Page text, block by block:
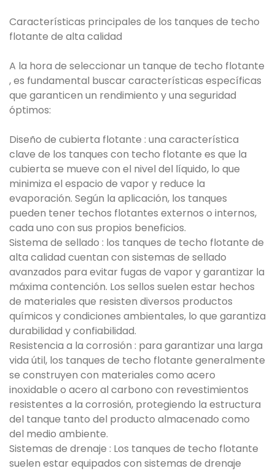
Características principales de los tanques de techo
flotante de alta calidad
A la hora de seleccionar un tanque de techo flotante
, es fundamental buscar características específicas
que garanticen un rendimiento y una seguridad
óptimos:
Diseño de cubierta flotante : una característica
clave de los tanques con techo flotante es que la
cubierta se mueve con el nivel del líquido, lo que
minimiza el espacio de vapor y reduce la
evaporación. Según la aplicación, los tanques
pueden tener techos flotantes externos o internos,
cada uno con sus propios beneficios.
Sistema de sellado : los tanques de techo flotante de
alta calidad cuentan con sistemas de sellado
avanzados para evitar fugas de vapor y garantizar la
máxima contención. Los sellos suelen estar hechos
de materiales que resisten diversos productos
químicos y condiciones ambientales, lo que garantiza
durabilidad y confiabilidad.
Resistencia a la corrosión : para garantizar una larga
vida útil, los tanques de techo flotante generalmente
se construyen con materiales como acero
inoxidable o acero al carbono con revestimientos
resistentes a la corrosión, protegiendo la estructura
del tanque tanto del producto almacenado como
del medio ambiente.
Sistemas de drenaje : Los tanques de techo flotante
suelen estar equipados con sistemas de drenaje